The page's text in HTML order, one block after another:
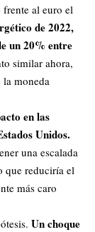
al euro el
de 2022,
un 20% entre
similar ahora,
moneda
en las
Unidos.
una escalada
que reduciría el
más caro
Un choque